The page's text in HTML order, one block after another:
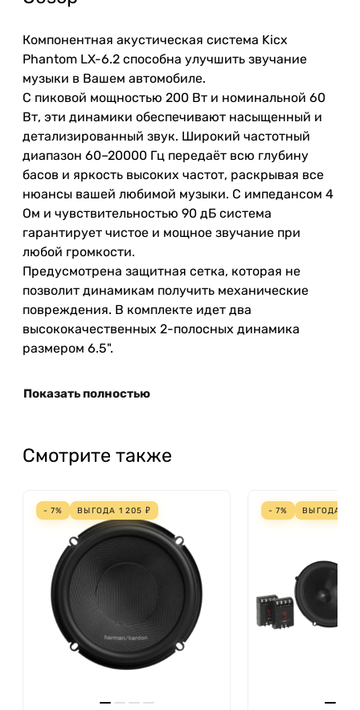
Компонентная акустическая система Kicx
Phantom LX-6.2 способна улучшить звучание
музыки в Вашем автомобиле.
С пиковой мощностью 200 Вт и номинальной 60
Вт, эти динамики обеспечивают насыщенный и
детализированный звук. Широкий частотный
диапазон 60–20000 Гц передаёт всю глубину
басов и яркость высоких частот, раскрывая все
нюансы вашей любимой музыки. С импедансом 4
Ом и чувствительностью 90 дБ система
гарантирует чистое и мощное звучание при
любой громкости.
Предусмотрена защитная сетка, которая не
позволит динамикам получить механические
повреждения. В комплекте идет два
высококачественных 2-полосных динамика
размером 6.5".
Показать полностью
Смотрите также
- 7% ВЫГОДА 1 205 ₽ - 7% ВЫГОДА